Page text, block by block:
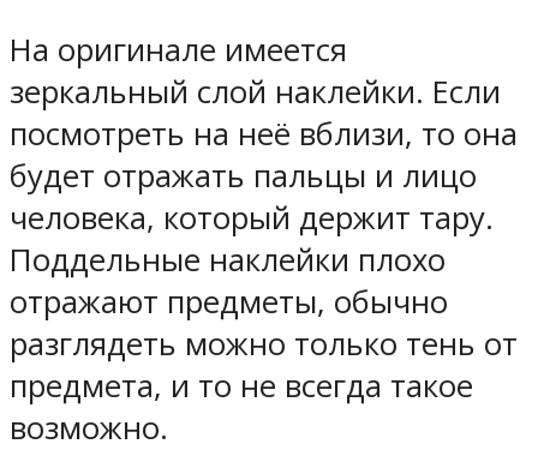
На оригинале имеется
зеркальный слой наклейки. Если
посмотреть на неё вблизи, то она
будет отражать пальцы и лицо
человека, который держит тару.
Поддельные наклейки плохо
отражают предметы, обычно
разглядеть можно только тень от
предмета, и то не всегда такое
возможно.